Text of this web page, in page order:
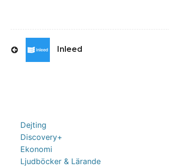
Inleed
Dejting
Discovery+
Ekonomi
Ljudböcker & Lärande